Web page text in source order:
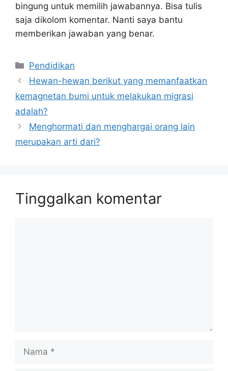
bingung untuk memilih jawabannya. Bisa tulis
saja dikolom komentar. Nanti saya bantu
memberikan jawaban yang benar.
Kategori
Pendidikan
Hewan-hewan berikut yang memanfaatkan
kemagnetan bumi untuk melakukan migrasi
adalah?
Menghormati dan menghargai orang lain
merupakan arti dari?
Tinggalkan komentar